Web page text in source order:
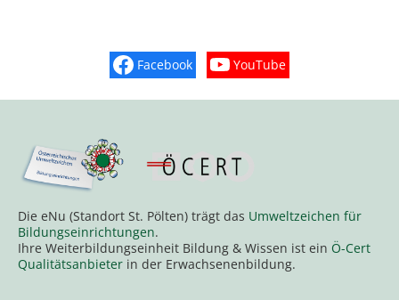
Finden Sie „So schmeckt
Facebook Sehen Sie mehr
YouTube
Die eNu (Standort St. Pölten) trägt das Umweltzeichen für
Bildungseinrichtungen.
Ihre Weiterbildungseinheit Bildung & Wissen ist ein Ö-Cert
Qualitätsanbieter in der Erwachsenenbildung.